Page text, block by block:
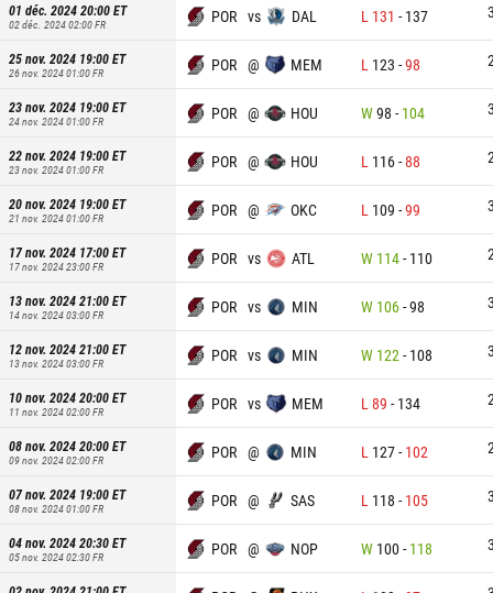
01 déc. 2024 20:00ET
02 déc. 2024 02:00FR POR vs DAL L 131 - 137
25 nov. 2024 19:00ET
26 nov. 2024 01:00FR POR @ MEM L 123 -98
23 nov. 2024 19:00ET
24 nov. 2024 01:00FR POR @ HOU W98 - 104
22 nov. 2024 19:00ET
23 nov. 2024 01:00FR POR @ HOU L 116-88
20 nov. 2024 19:00ET
21 nov. 2024 01:00FR POR @ OKC L 109 -99
17 nov. 2024 17:00ET
17 nov. 2024 23:00FR POR vs ATL W 114- 110
13 nov. 2024 21:00ET
14 nov. 2024 03:00FR POR vs MIN W 106-98
12 nov. 2024 21:00ET
13 nov. 2024 03:00FR POR vs MIN W 122 - 108
10 nov. 2024 20:00ET
11 nov. 2024 02:00FR POR vs MEM L 89 - 134
08 nov. 2024 20:00ET
09 nov. 2024 02:00FR POR @ MIN L 127- 102
07 nov. 2024 19:00ET
08 nov. 2024 01:00FR POR @ SAS L 118 - 105
04 nov. 2024 20:30ET
05 nov. 2024 02:30FR POR @ NOP W 100- 118